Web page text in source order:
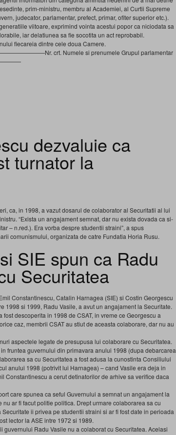
prim-ministru, membru al Academiei, al Curtii Supreme
judecator, parlamentar, prefect, primar, ofiter superior etc.).
viitoare, exprimind vointa acestui popor ca niciodata sa
iar delatiunea sa fie socotita un act reprobabil.
fiecareia dintre cele doua Camere.
crt. Numele si prenumele Grupul parlamentar
dezvaluie ca
turnator la
ca, in 1998, a vazut dosarul de colaborator al Securitatii al lui
“Exista un angajament semnat, dar nu exista dovada ca si-
– n.red.). Era vorba despre studentii straini”, a spus
comunismului, organizata de catre Fundatia Horia Rusu.
SIE spun ca Radu
Securitatea
Constantinescu, Catalin Harnagea (SIE) si Costin Georgescu
1998 si 1999, Radu Vasile, a avut un angajament la Securitate.
descoperita in 1998 de CSAT, in vreme ce Georgescu a
caz, membrii CSAT au stiut de aceasta colaborare, dar nu au
aspectele legate de presupusa lui colaborare cu Securitatea.
fruntea guvernului din primavara anului 1998 (dupa debarcarea
sa cu Securitatea a fost adusa la cunostinta Consiliului
anului 1998 (potrivit lui Harnagea) – cand Vasile era deja in
Constantinescu a cerut detinatorilor de arhive sa verifice daca
care spunea ca seful Guvernului a semnat un angajament la
ar fi facut politie politica. Drept urmare colaborarea sa cu
ii privea pe studentii straini si ar fi fost date in perioada
lector la ASE intre 1972 si 1989.
guvernului Radu Vasile nu a colaborat cu Securitatea. Acelasi